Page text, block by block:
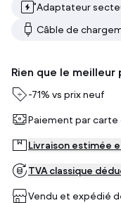
Adaptateur
Câble de
Rien que le meilleur
-71% vs prix neuf
Paiement par
Livraison estimée
TVA classique
Vendu et expédié